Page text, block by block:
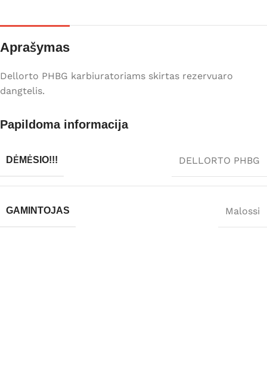
Aprašymas
Dellorto PHBG karbiuratoriams skirtas rezervuaro
dangtelis.
Papildoma informacija
DĖMĖSIO!!! DELLORTO PHBG
GAMINTOJAS Malossi